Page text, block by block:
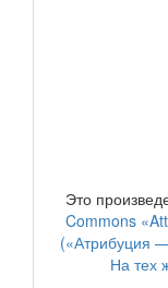
Это
Commons
(«Атрибуция
На тех